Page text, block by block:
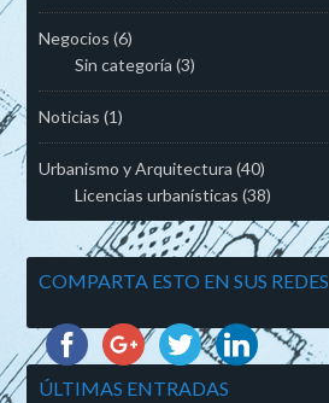
Negocios (6)
Sin categoría (3)
Noticias (1)
Urbanismo y Arquitectura (40)
Licencias urbanísticas (38)
COMPARTA ESTO EN SUS REDES
ÚLTIMAS ENTRADAS